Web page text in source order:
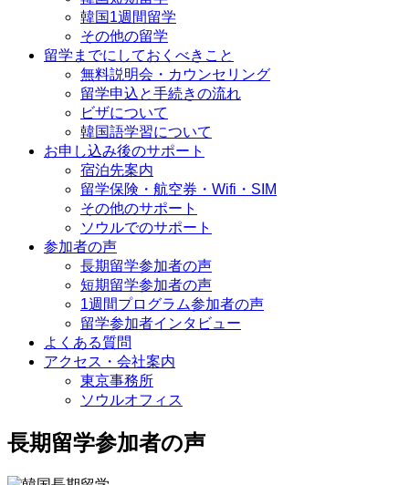
韓国1週間留学
その他の留学
留学までにしておくべきこと
無料説明会・カウンセリング
留学申込と手続きの流れ
ビザについて
韓国語学習について
お申し込み後のサポート
宿泊先案内
留学保険・航空券・Wifi・SIM
その他のサポート
ソウルでのサポート
参加者の声
長期留学参加者の声
短期留学参加者の声
1週間プログラム参加者の声
留学参加者インタビュー
よくある質問
アクセス・会社案内
東京事務所
ソウルオフィス
長期留学参加者の声